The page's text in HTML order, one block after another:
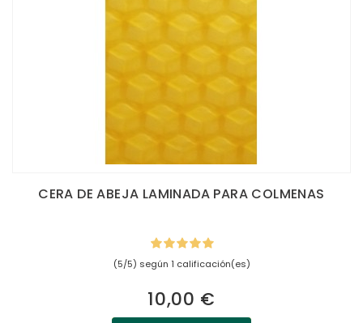
CERA DE ABEJA LAMINADA PARA COLMENAS
(5/5) según 1 calificación(es)
10,00 €